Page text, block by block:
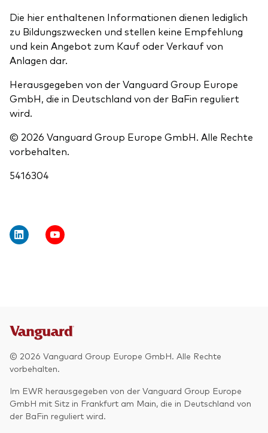
Die hier enthaltenen Informationen dienen lediglich
zu Bildungszwecken und stellen keine Empfehlung
und kein Angebot zum Kauf oder Verkauf von
Anlagen dar.
Herausgegeben von der Vanguard Group Europe
GmbH, die in Deutschland von der BaFin reguliert
wird.
© 2026 Vanguard Group Europe GmbH. Alle Rechte
vorbehalten.
5416304
© 2026 Vanguard Group Europe GmbH. Alle Rechte
vorbehalten.
Im EWR herausgegeben von der Vanguard Group Europe
GmbH mit Sitz in Frankfurt am Main, die in Deutschland von
der BaFin reguliert wird.